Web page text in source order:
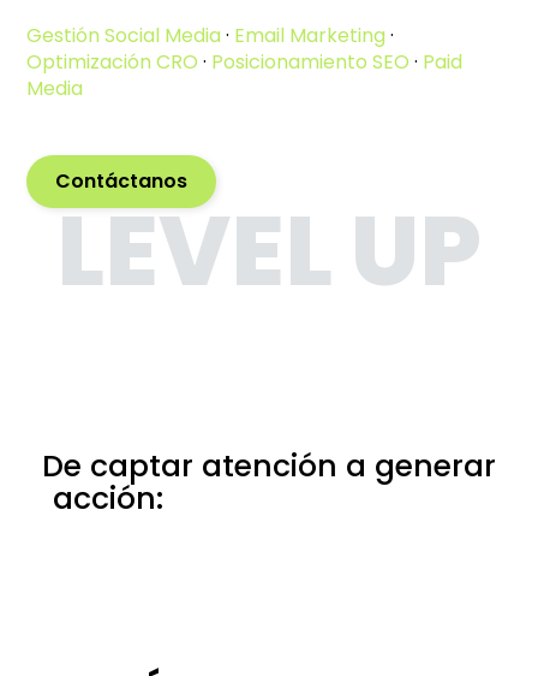
Gestión Social Media · Email Marketing ·
Optimización CRO · Posicionamiento SEO · Paid
Media
Contáctanos
LEVEL UP
De captar atención a generar
acción: eso es marketing en